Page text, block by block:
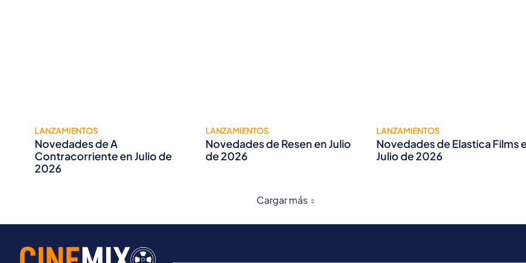
LANZAMIENTOS
Novedades de A
Contracorriente en Julio de
2026
LANZAMIENTOS
Novedades de Resen en Julio
de 2026
LANZAMIENTOS
Novedades de Elastica Films
Julio de 2026
Cargar más